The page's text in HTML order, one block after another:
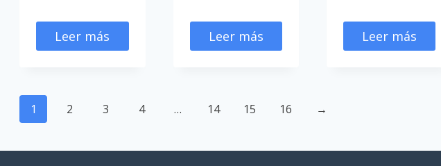
Leer más Leer más Leer más
1 2 3 4 … 14 15 16 →